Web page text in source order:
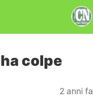
colpe
2 anni fa